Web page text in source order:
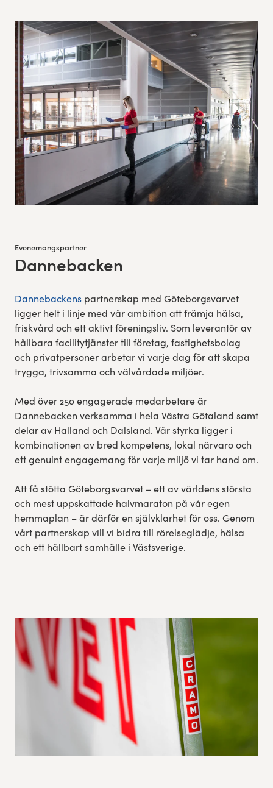
Evenemangspartner
:Dannebacken
Dannebackenspartnerskap med Göteborgsvarvet
ligger helt i linje med vår ambition att främja hälsa,
friskvård och ett aktivt föreningsliv. Som leverantör av
hållbara facilitytjänster till företag, fastighetsbolag
och privatpersoner arbetar vi varje dag för att skapa
trygga, trivsamma och välvårdade miljöer.
Med över 250 engagerade medarbetare är
Dannebacken verksamma i hela Västra Götaland samt
delar av Halland och Dalsland. Vår styrka ligger i
kombinationen av bred kompetens, lokal närvaro och
ett genuint engagemang för varje miljö vi tar hand om.
Att få stötta Göteborgsvarvet – ett av världens största
och mest uppskattade halvmaraton på vår egen
hemmaplan – är därför en självklarhet för oss. Genom
vårt partnerskap vill vi bidra till rörelseglädje, hälsa
och ett hållbart samhälle i Västsverige.